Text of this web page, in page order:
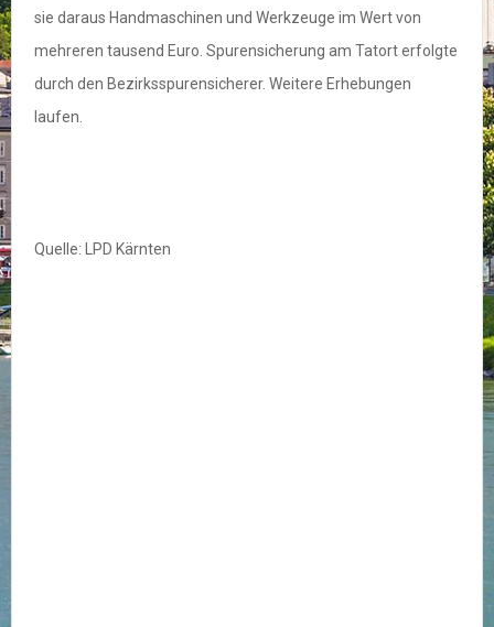
sie daraus Handmaschinen und Werkzeuge im Wert von
mehreren tausend Euro. Spurensicherung am Tatort erfolgte
durch den Bezirksspurensicherer. Weitere Erhebungen
laufen.
Quelle: LPD Kärnten